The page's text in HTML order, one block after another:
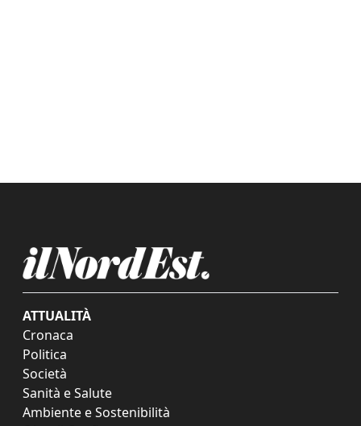
ATTUALITÀ
Cronaca
Politica
Società
Sanità e Salute
Ambiente e Sostenibilità